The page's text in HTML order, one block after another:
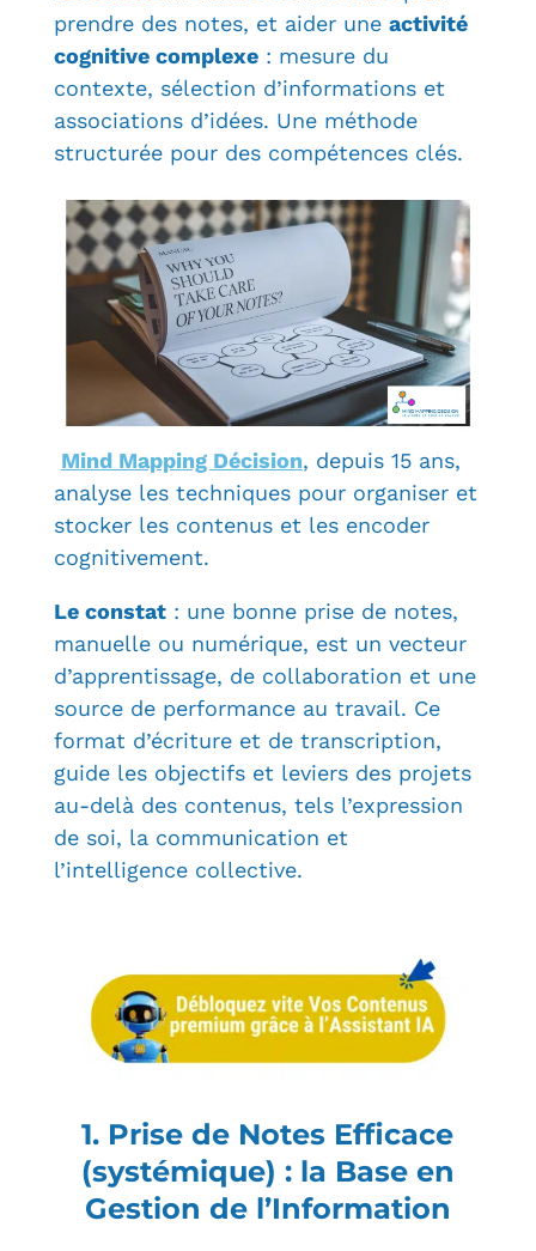
prendre des notes, et aider une activité
cognitive complexe: mesure du
contexte, sélection d’informations et
associations d’idées. Une méthode
structurée pour des compétences clés.
Mind Mapping Décision, depuis 15 ans,
analyse les techniques pourorganiser et
stocker les contenus et les encoder
cognitivement.
Le constat : une bonne prise de notes,
manuelle ou numérique, est un vecteur
d’apprentissage, de collaboration et une
source de performance au travail. Ce
format d’écriture et de transcription,
guide les objectifs et leviers des projets
au-delà des contenus, tels l’expression
de soi, la communication et
l’intelligence collective.
1. Prise de Notes Efficace
(systémique) : la Base en
Gestion de l’Information